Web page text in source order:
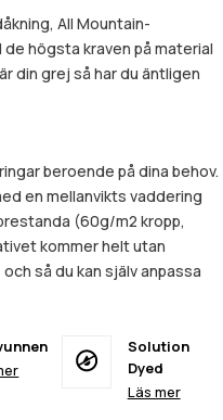
All Mountain-
högsta kraven på material
din grej så har du äntligen
beroende på dina behov.
en mellanvikts vaddering
(60g/m2 kropp,
kommer helt utan
så du kan själv anpassa
Solution
Dyed
Läs mer